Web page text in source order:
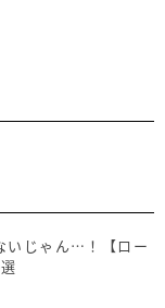
いじゃん…！【ロー